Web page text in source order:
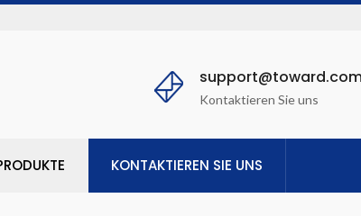
Kontaktieren Sie uns
KONTAKTIEREN SIE UNS